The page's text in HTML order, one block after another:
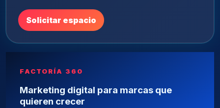
Solicitar espacio
FACTORÍA 360
Marketing digital para marcas que
quieren crecer